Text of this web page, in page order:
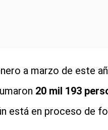
a marzo de este
20 mil 193
está en proceso de